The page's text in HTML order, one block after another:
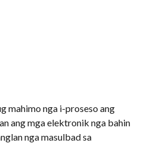
mahimo nga i-proseso ang
ang mga elektronik nga bahin
nga masulbad sa